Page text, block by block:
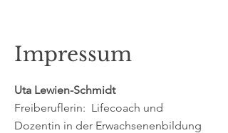
Impressum
Uta Lewien-Schmidt
Freiberuflerin: Lifecoach und
Dozentin in der Erwachsenenbildung